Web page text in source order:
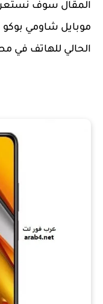
المقال سوف
الحالي للهاتف في